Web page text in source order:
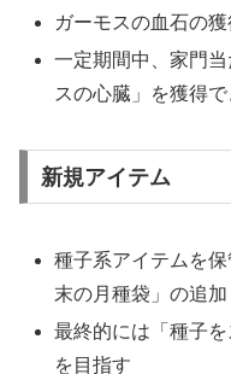
ガーモスの血石の
一定期間中、家門
スの心臓」を獲得
新規アイテム
種子系アイテムを
末の月種袋」の追加
最終的には「種子
を目指す